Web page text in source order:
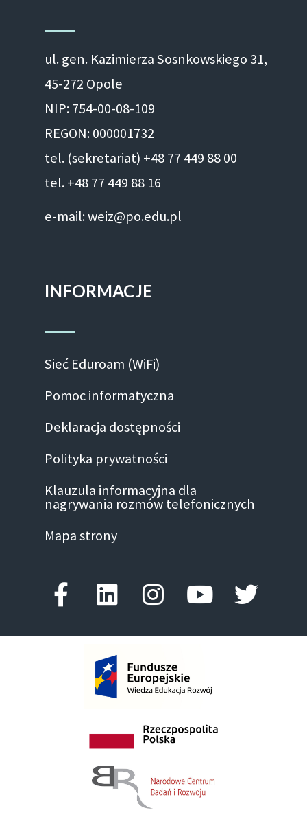
ul. gen. Kazimierza Sosnkowskiego 31,
45-272 Opole
NIP: 754-00-08-109
REGON: 000001732
tel. (sekretariat) +48 77 449 88 00
tel. +48 77 449 88 16
e-mail: weiz@po.edu.pl
INFORMACJE
Sieć Eduroam (WiFi)
Pomoc informatyczna
Deklaracja dostępności
Polityka prywatności
Klauzula informacyjna dla
nagrywania rozmów telefonicznych
Mapa strony
Facebook-f
LinkedinInstagram
Youtube